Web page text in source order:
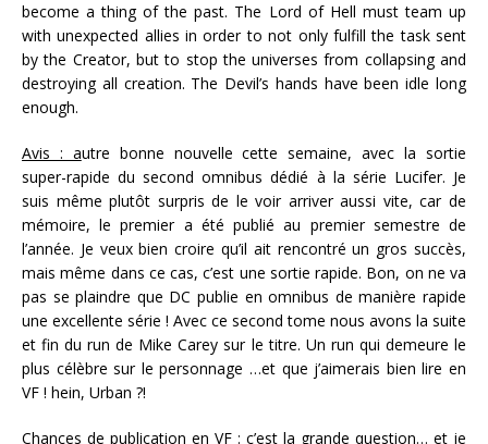
become a thing of the past. The Lord of Hell must team up
with unexpected allies in order to not only fulfill the task sent
by the Creator, but to stop the universes from collapsing and
destroying all creation. The Devil’s hands have been idle long
enough.
Avis : autre bonne nouvelle cette semaine, avec la sortie
super-rapide du second omnibus dédié à la série Lucifer. Je
suis même plutôt surpris de le voir arriver aussi vite, car de
mémoire, le premier a été publié au premier semestre de
l’année. Je veux bien croire qu’il ait rencontré un gros succès,
mais même dans ce cas, c’est une sortie rapide. Bon, on ne va
pas se plaindre que DC publie en omnibus de manière rapide
une excellente série ! Avec ce second tome nous avons la suite
et fin du run de Mike Carey sur le titre. Un run qui demeure le
plus célèbre sur le personnage …et que j’aimerais bien lire en
VF ! hein, Urban ?!
Chances de publication en VF : c’est la grande question… et je